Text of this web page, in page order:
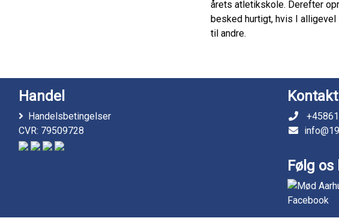
årets atletikskole. Derefter
besked hurtigt, hvis I
til andre.
Handel
Handelsbetingelser
CVR: 79509728
Kontakt
Følg os